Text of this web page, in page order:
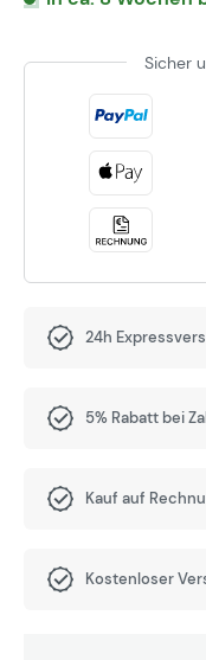
Sicher
24h
5% Rabatt bei
Kauf auf
Kostenloser